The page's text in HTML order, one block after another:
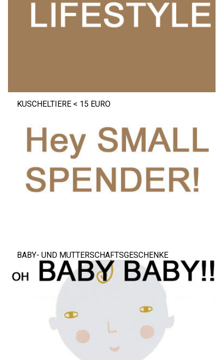
KUSCHELTIERE < 15 EURO
BABY- UND MUTTERSCHAFTSGESCHENKE